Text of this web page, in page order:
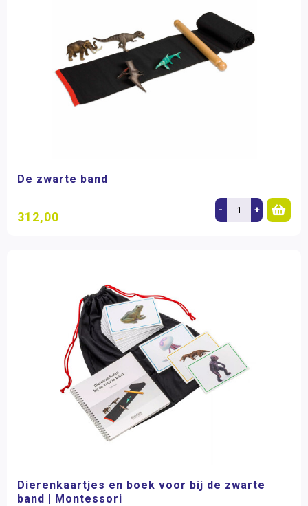
De zwarte band
312,00 - +
Dierenkaartjes en boek voor bij de zwarte
band | Montessori